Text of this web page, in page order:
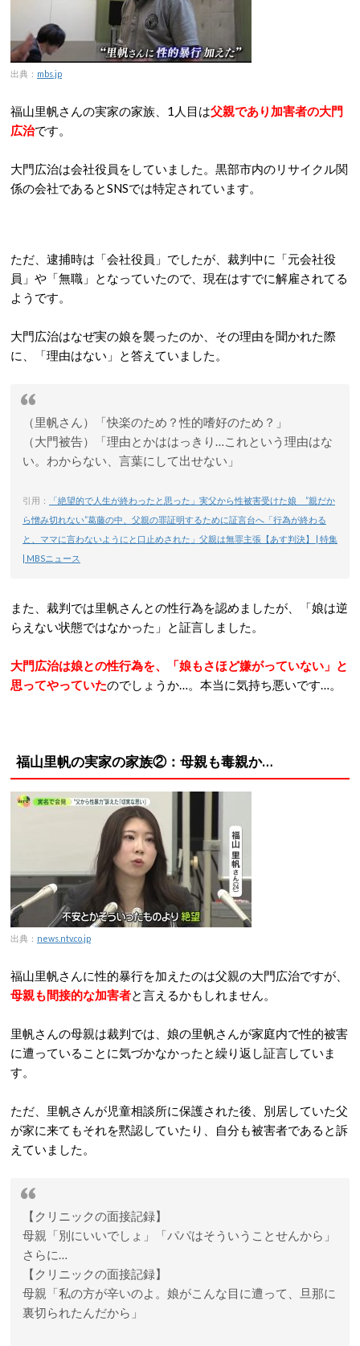
出典： mbs.jp
福山里帆さんの実家の家族、1人目は父親であり加害者の大門
広治です。
大門広治は会社役員をしていました。黒部市内のリサイクル関
係の会社であるとSNSでは特定されています。
ただ、逮捕時は「会社役員」でしたが、裁判中に「元会社役
員」や「無職」となっていたので、現在はすでに解雇されてる
ようです。
大門広治はなぜ実の娘を襲ったのか、その理由を聞かれた際
に、「理由はない」と答えていました。
（里帆さん）「快楽のため？性的嗜好のため？」
（大門被告）「理由とかははっきり…これという理由はな
い。わからない、言葉にして出せない」
引用：
「絶望的で人生が終わったと思った」実父から性被害受けた娘 ”親だか
ら憎み切れない”葛藤の中、父親の罪証明するために証言台へ「行為が終わる
と、ママに言わないようにと口止めされた」父親は無罪主張【あす判決】 | 特集
| MBSニュース
また、裁判では里帆さんとの性行為を認めましたが、「娘は逆
らえない状態ではなかった」と証言しました。
大門広治は娘との性行為を、「娘もさほど嫌がっていない」と
思ってやっていたのでしょうか…。本当に気持ち悪いです…。
福山里帆の実家の家族②：母親も毒親か…
出典： news.ntv.co.jp
福山里帆さんに性的暴行を加えたのは父親の大門広治ですが、
母親も間接的な加害者と言えるかもしれません。
里帆さんの母親は裁判では、娘の里帆さんが家庭内で性的被害
に遭っていることに気づかなかったと繰り返し証言していま
す。
ただ、里帆さんが児童相談所に保護された後、別居していた父
が家に来てもそれを黙認していたり、自分も被害者であると訴
えていました。
【クリニックの面接記録】
母親「別にいいでしょ」「パパはそういうことせんから」
さらに…
【クリニックの面接記録】
母親「私の方が辛いのよ。娘がこんな目に遭って、旦那に
裏切られたんだから」